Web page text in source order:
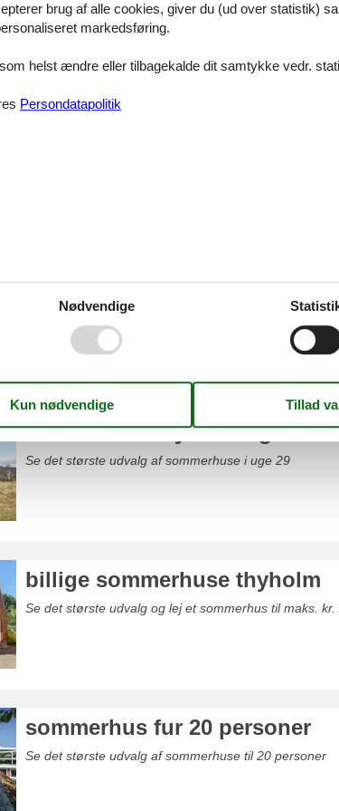
sommerhus mosevej virksund - Glæd jer til at opleve
poolhuse thyholm
poolhuse thyholm - Glæd jer til at opleve Thyholm
sommerhus thyholm uge 29
Se det største udvalg af sommerhuse i uge 29
billige sommerhuse thyholm
Se det største udvalg og lej et sommerhus til maks. kr.
sommerhus fur 20 personer
Se det største udvalg af sommerhuse til 20 personer
brug af alle cookies, giver du (ud over statistik)
markedsføring.
helst ændre eller tilbagekalde dit samtykke vedr.
Persondatapolitik
Nødvendige